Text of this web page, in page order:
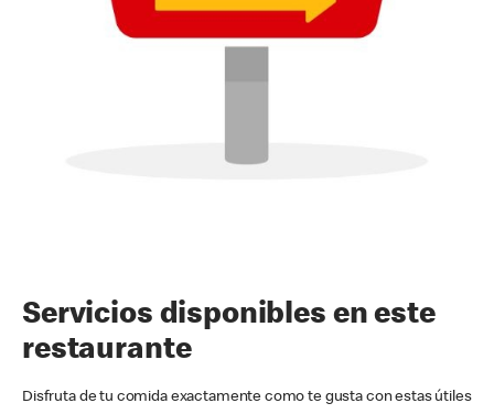
Servicios disponibles en este
restaurante
Disfruta de tu comida exactamente como te gusta con estas útiles